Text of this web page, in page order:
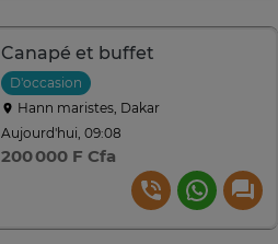
Canapé et buffet
D'occasion
Hann maristes, Dakar
Aujourd'hui, 09:08
200 000 F Cfa